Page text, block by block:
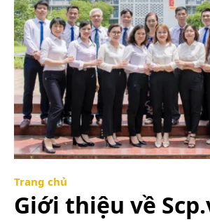
Trang chủ
Giới thiệu về